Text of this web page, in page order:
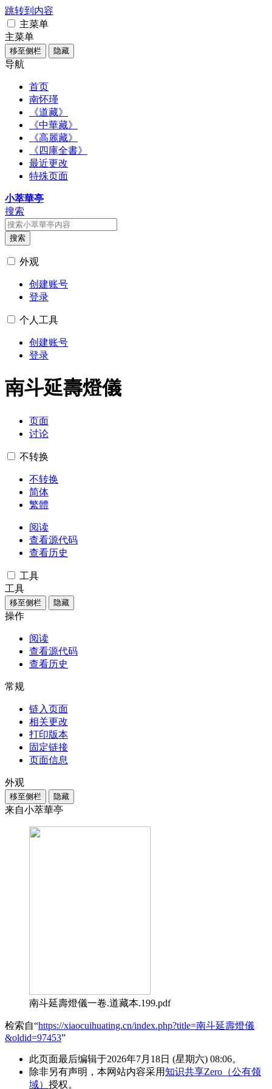
跳转到内容
主菜单
主菜单
移至侧栏 隐藏
导航
首页
南怀瑾
《道藏》
《中華藏》
《高麗藏》
《四庫全書》
最近更改
特殊页面
小萃華亭
搜索
搜索
外观
创建账号
登录
个人工具
创建账号
登录
南斗延壽燈儀
页面
讨论
不转换
不转换
简体
繁體
阅读
查看源代码
查看历史
工具
工具
移至侧栏 隐藏
操作
阅读
查看源代码
查看历史
常规
链入页面
相关更改
打印版本
固定链接
页面信息
外观
移至侧栏 隐藏
来自小萃華亭
南斗延壽燈儀一卷.道藏本.199.pdf
检索自“https://xiaocuihuating.cn/index.php?title=南斗延壽燈儀
&oldid=97453”
此页面最后编辑于2026年7月18日 (星期六) 08:06。
除非另有声明，本网站内容采用知识共享Zero（公有领
域） 授权。